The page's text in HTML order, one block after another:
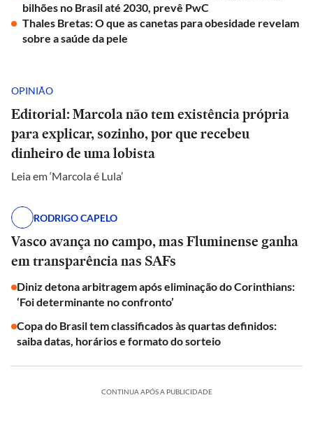
bilhões no Brasil até 2030, prevê PwC
Thales Bretas: O que as canetas para obesidade revelam
sobre a saúde da pele
OPINIÃO
Editorial: Marcola não tem existência própria
para explicar, sozinho, por que recebeu
dinheiro de uma lobista
Leia em ‘Marcola é Lula’
RODRIGO CAPELO
Vasco avança no campo, mas Fluminense ganha
em transparência nas SAFs
Diniz detona arbitragem após eliminação do Corinthians:
‘Foi determinante no confronto’
Copa do Brasil tem classificados às quartas definidos:
saiba datas, horários e formato do sorteio
CONTINUA APÓS A PUBLICIDADE